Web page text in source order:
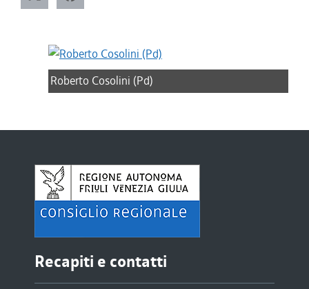
Roberto Cosolini (Pd)
Recapiti e contatti